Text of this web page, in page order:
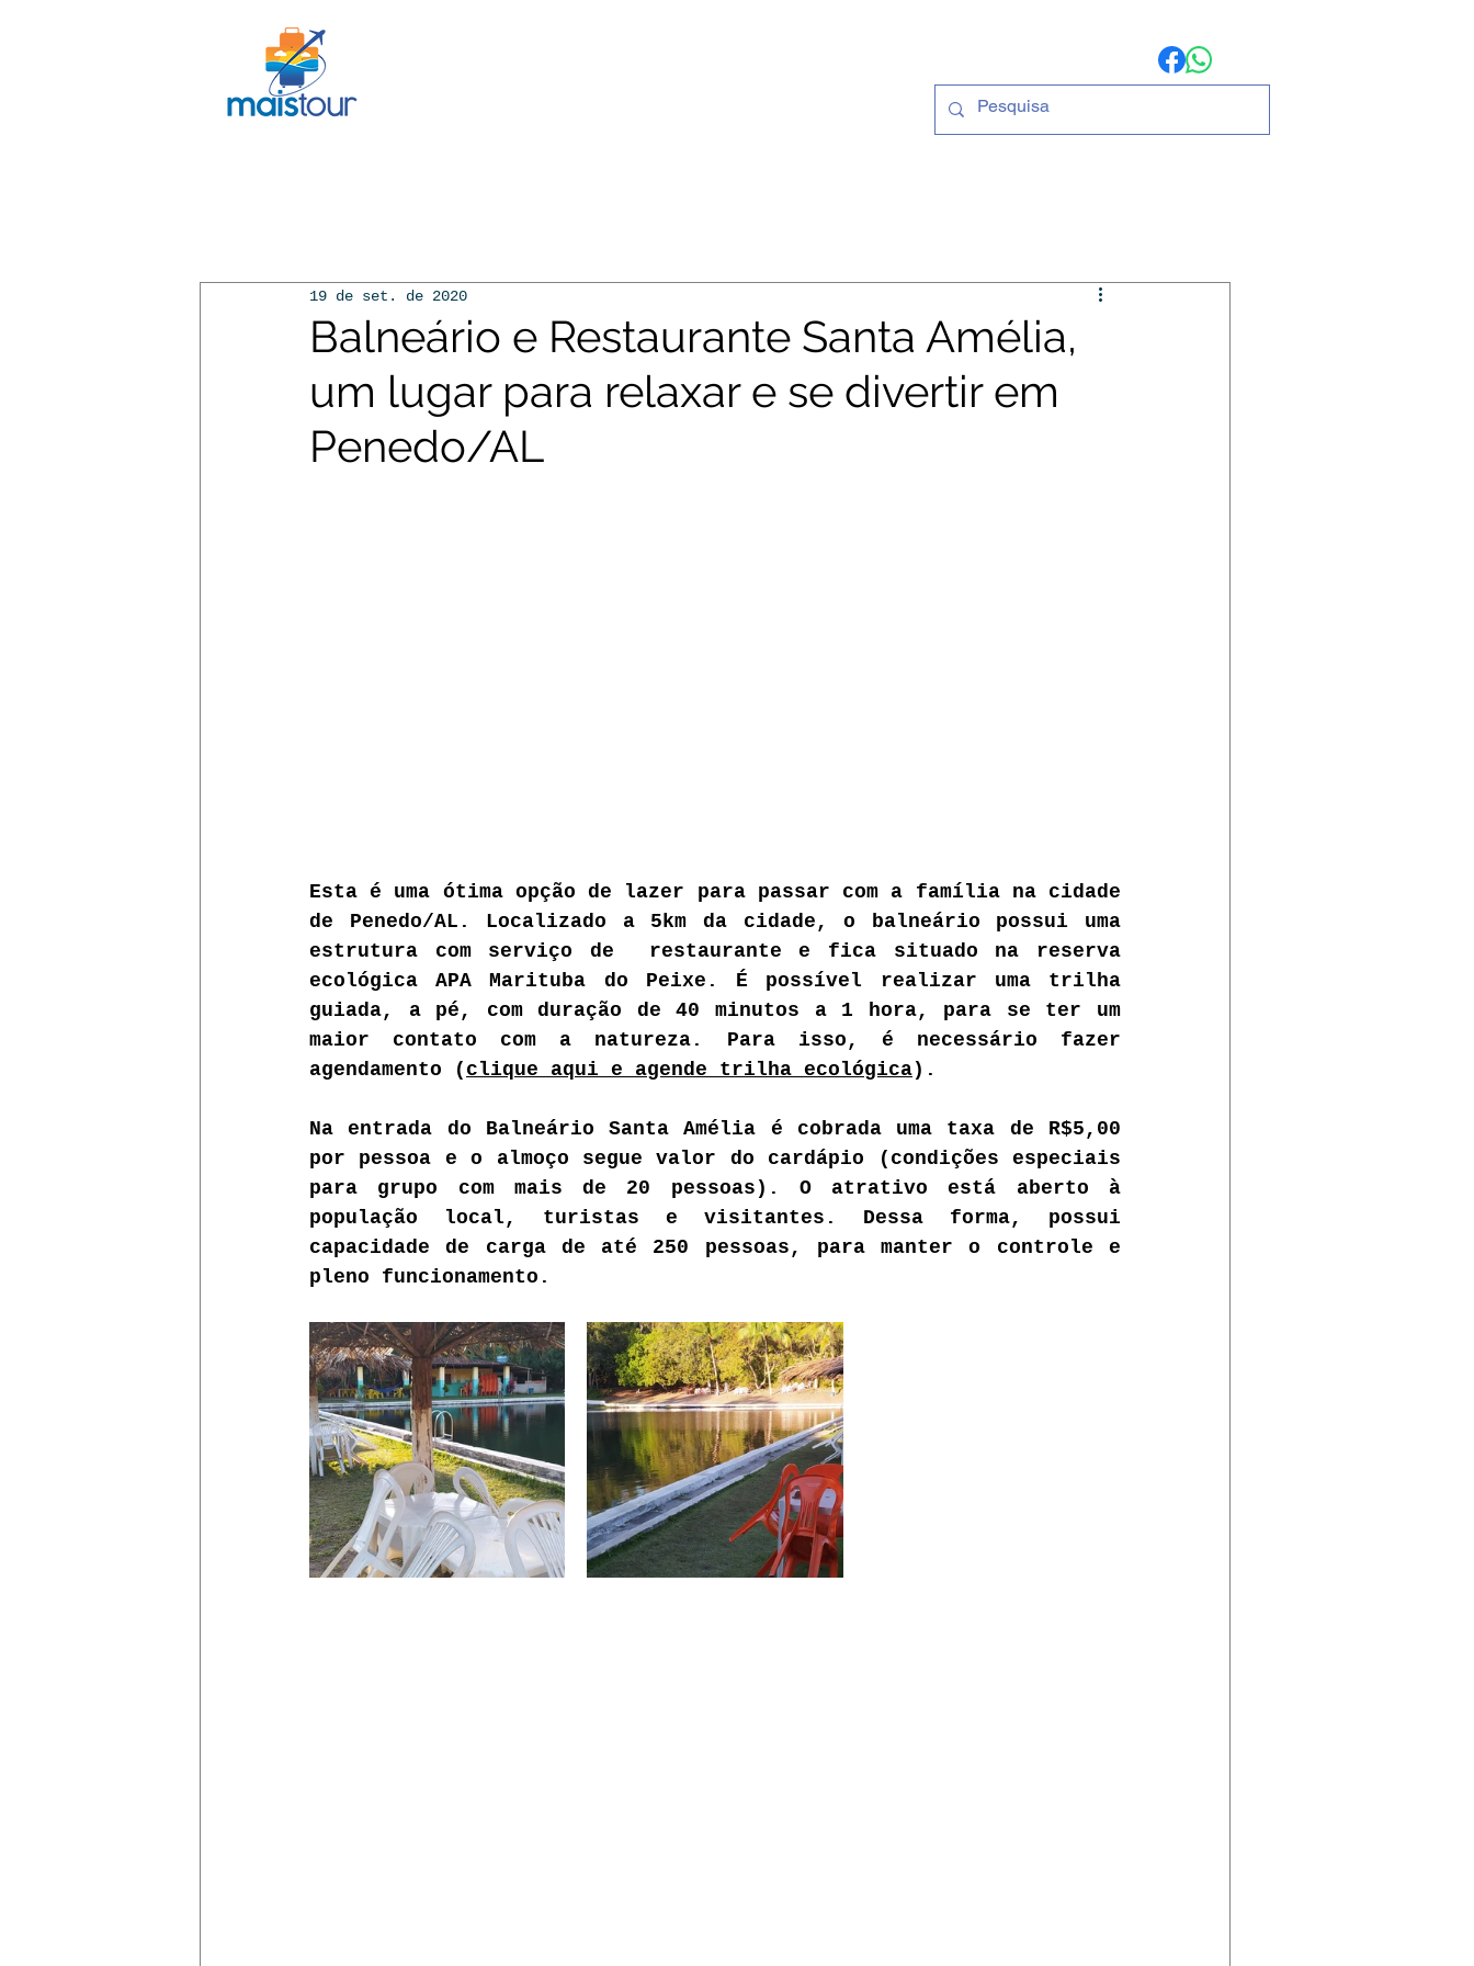
Balneário e Restaurante Santa Amélia,
um lugar para relaxar e se divertir em
Penedo/AL
19 de set. de 2020
Esta é uma ótima opção de lazer para passar com a família na cidade
de Penedo/AL. Localizado a 5km da cidade, o balneário possui uma
estrutura com serviço de  restaurante e fica situado na reserva
ecológica APA Marituba do Peixe. É possível realizar uma trilha
guiada, a pé, com duração de 40 minutos a 1 hora, para se ter um
maior contato com a natureza. Para isso, é necessário fazer
agendamento ( clique aqui e agende trilha ecológica).
Na entrada do Balneário Santa Amélia é cobrada uma taxa de R$5,00
por pessoa e o almoço segue valor do cardápio (condições especiais
para grupo com mais de 20 pessoas). O atrativo está aberto à
população local, turistas e visitantes. Dessa forma, possui
capacidade de carga de até 250 pessoas, para manter o controle e
pleno funcionamento.